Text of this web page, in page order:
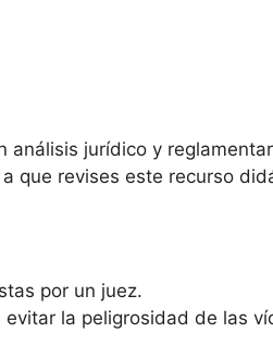
análisis jurídico y
que revises este recurso
por un juez.
la peligrosidad de las